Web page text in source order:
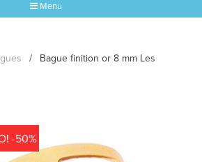
Menu
MONTRES
GEORGETTES
/
Bague finition or 8 mm Les
-50%